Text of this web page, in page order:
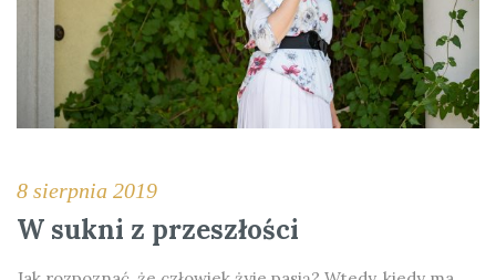
8 sierpnia 2019
W sukni z przeszłości